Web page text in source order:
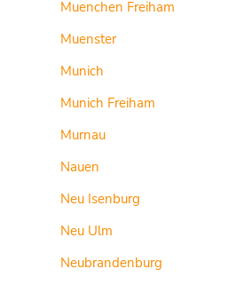
Muenchen Freiham
Muenster
Munich
Munich Freiham
Murnau
Nauen
Neu Isenburg
Neu Ulm
Neubrandenburg